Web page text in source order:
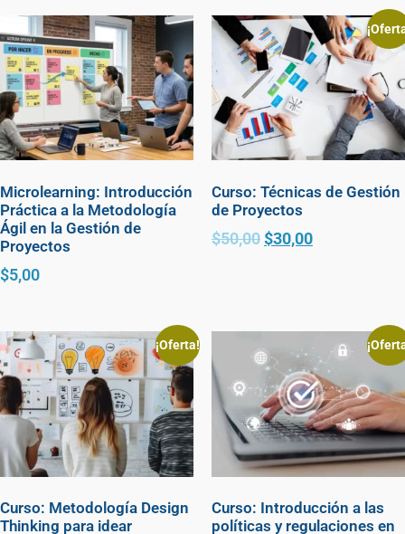
Microlearning: Introducción
Práctica a la Metodología
Ágil en la Gestión de
Proyectos
$5,00
Curso: Técnicas de Gestión
de Proyectos
$50,00$30,00
¡Oferta!
Curso: Metodología Design
Thinking para idear
Curso: Introducción a las
políticas y regulaciones en